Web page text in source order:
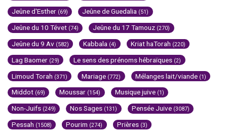
Jeûne d'Esther (69) Jeûne de Guedalia (51)
Jeûne du 10 Tévet (74) Jeûne du 17 Tamouz (270)
Jeûne du 9 Av (582) Kabbala (4) Kriat haTorah (220)
Lag Baomer (29) Le sens des prénoms hébraïques (2)
Limoud Torah (371) Mariage (772) Mélanges lait/viande (1)
Middot (69) Moussar (154) Musique juive (1)
Non-Juifs (249) Nos Sages (131) Pensée Juive (3087)
Pessah (1508) Pourim (274) Prières (3)